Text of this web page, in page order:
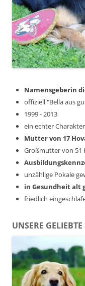
Namensgeberin
offiziell "Bella aus
1999 - 2013
ein echter
Mutter von 17
Großmutter von 51
unzählige Pokale
in Gesundheit alt
friedlich
UNSERE